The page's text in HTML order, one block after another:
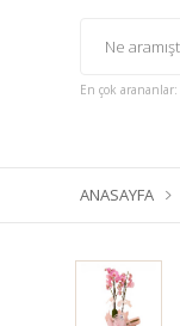
En çok arananlar:
ANASAYFA